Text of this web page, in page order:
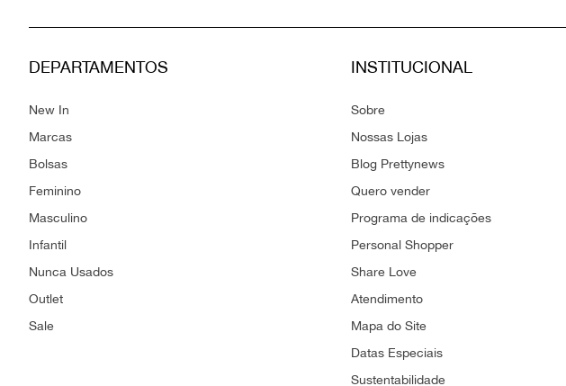
DEPARTAMENTOS
New In
Marcas
Bolsas
Feminino
Masculino
Infantil
Nunca Usados
Outlet
Sale
INSTITUCIONAL
Sobre
Nossas Lojas
Blog Prettynews
Quero vender
Programa de indicações
Personal Shopper
Share Love
Atendimento
Mapa do Site
Datas Especiais
Sustentabilidade